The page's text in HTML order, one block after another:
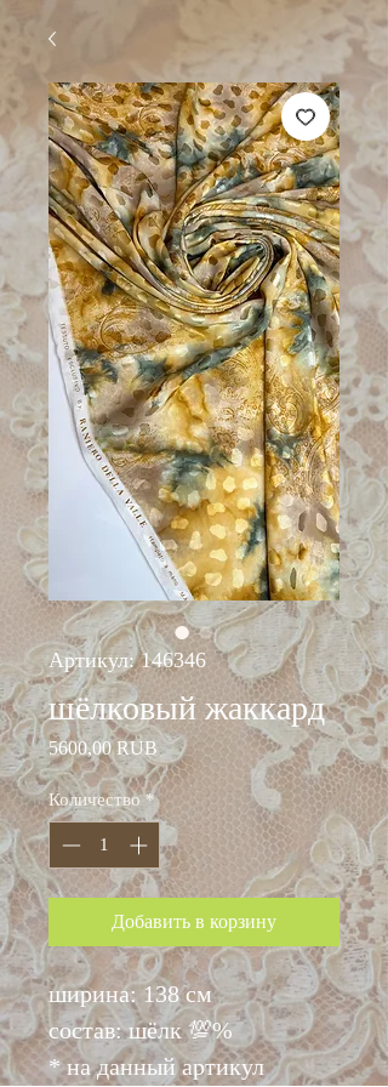
Артикул: 146346
шёлковый жаккард
5600,00 RUB Цена
Количество *
Добавить в корзину
ширина: 138 см
состав: шёлк 💯%
* на данный артикул